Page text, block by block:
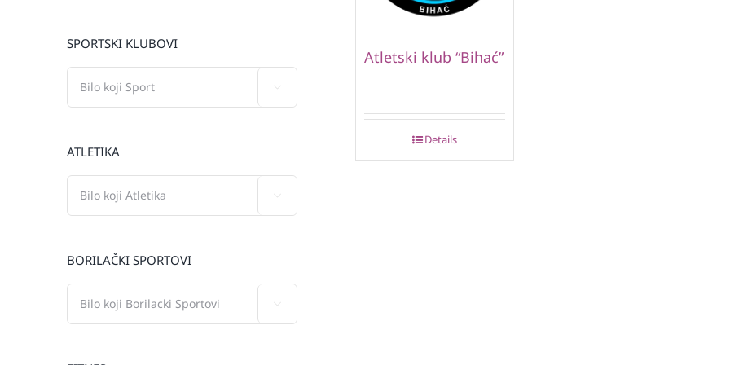
Atletski klub “Bihać”
Details
SPORTSKI KLUBOVI
ATLETIKA
BORILAČKI SPORTOVI